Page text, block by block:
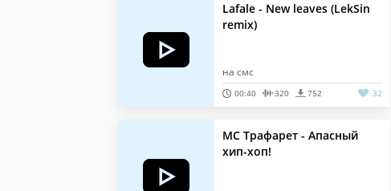
Lafale - New leaves (LekSin
remix)
на смс
00:40 320 752 32
MC Трафарет - Апасный
хип-хоп!